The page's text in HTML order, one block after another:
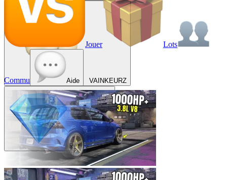
VAINKEURZ
Récompenses
Jouer Lots
Commu Aide